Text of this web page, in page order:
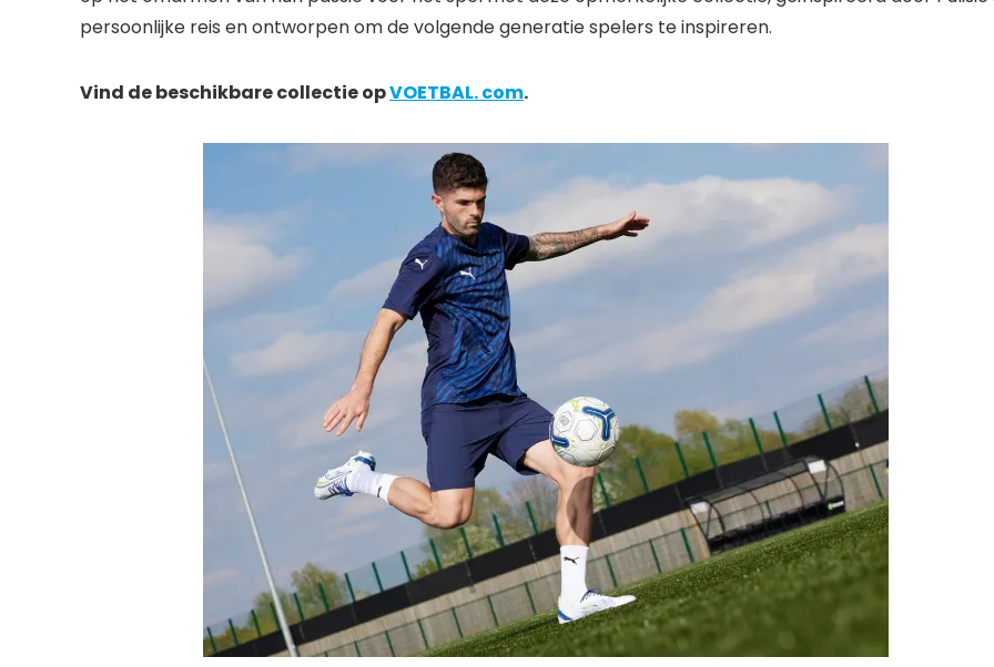
persoonlijke reis en ontworpen om de volgende generatie spelers te inspireren.
Vind de beschikbare collectie opVOETBAL. com.